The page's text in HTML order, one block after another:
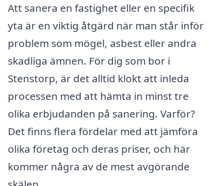
Att sanera en fastighet eller en specifik
yta är en viktig åtgärd när man står inför
problem som mögel, asbest eller andra
skadliga ämnen. För dig som bor i
Stenstorp, är det alltid klokt att inleda
processen med att hämta in minst tre
olika erbjudanden på sanering. Varför?
Det finns flera fördelar med att jämföra
olika företag och deras priser, och här
kommer några av de mest avgörande